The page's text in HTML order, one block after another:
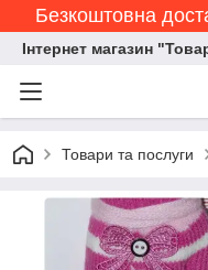
Безкоштовна
Інтернет магазин
Товари та послуги